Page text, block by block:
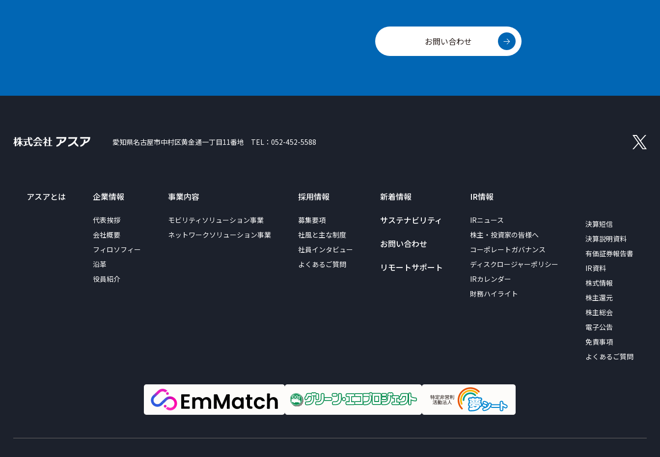
お問い合わせ
愛知県名古屋市中村区黄金通一丁目11番地 TEL： 052-452-5588
アスアとは 企業情報
代表挨拶
会社概要
フィロソフィー
沿革
役員紹介
事業内容
モビリティソリューション事業
ネットワークソリューション事業
採用情報
募集要項
社風と主な制度
社員インタビュー
よくあるご質問
新着情報
サステナビリティ
お問い合わせ
リモートサポート
IR情報
IRニュース
株主・投資家の皆様へ
コーポレートガバナンス
ディスクロージャーポリシー
IRカレンダー
財務ハイライト
決算短信
決算説明資料
有価証券報告書
IR資料
株式情報
株主還元
株主総会
電子公告
免責事項
よくあるご質問